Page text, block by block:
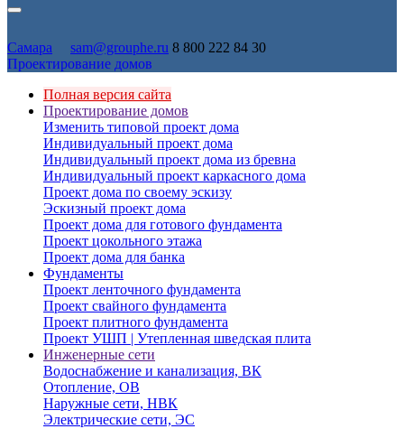
Самара sam@grouphe.ru 8 800 222 84 30
Проектирование домов
Полная версия сайта
Проектирование домов
Изменить типовой проект дома
Индивидуальный проект дома
Индивидуальный проект дома из бревна
Индивидуальный проект каркасного дома
Проект дома по своему эскизу
Эскизный проект дома
Проект дома для готового фундамента
Проект цокольного этажа
Проект дома для банка
Фундаменты
Проект ленточного фундамента
Проект свайного фундамента
Проект плитного фундамента
Проект УШП | Утепленная шведская плита
Инженерные сети
Водоснабжение и канализация, ВК
Отопление, ОВ
Наружные сети, НВК
Электрические сети, ЭС